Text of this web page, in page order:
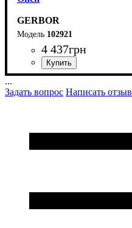
GERBOR
102921
4 437грн
...
Задать вопрос Написать отзыв